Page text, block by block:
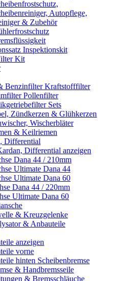
Autopflege,
& Zubehör
Inspektionskit
Kit
Benzinfilter Kraftstofffilter
Pollenfilter
Sets
Zündkerzen & Glühkerzen
Wischerbläter
& Keilriemen
Differential
Differential anzeigen
Dana 44 / 210mm
Ultimate Dana 44
Ultimate Dana 60
Dana 44 / 220mm
Ultimate Dana 60
& Kreuzgelenke
& Anbauteile
anzeigen
vorne
hinten Scheibenbremse
& Handbremsseile
& Bremsschläuche